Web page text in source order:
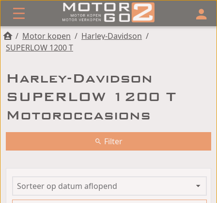
/ Motor kopen / Harley-Davidson /
SUPERLOW 1200 T
Harley-Davidson
SUPERLOW 1200 T
Motoroccasions
Filter